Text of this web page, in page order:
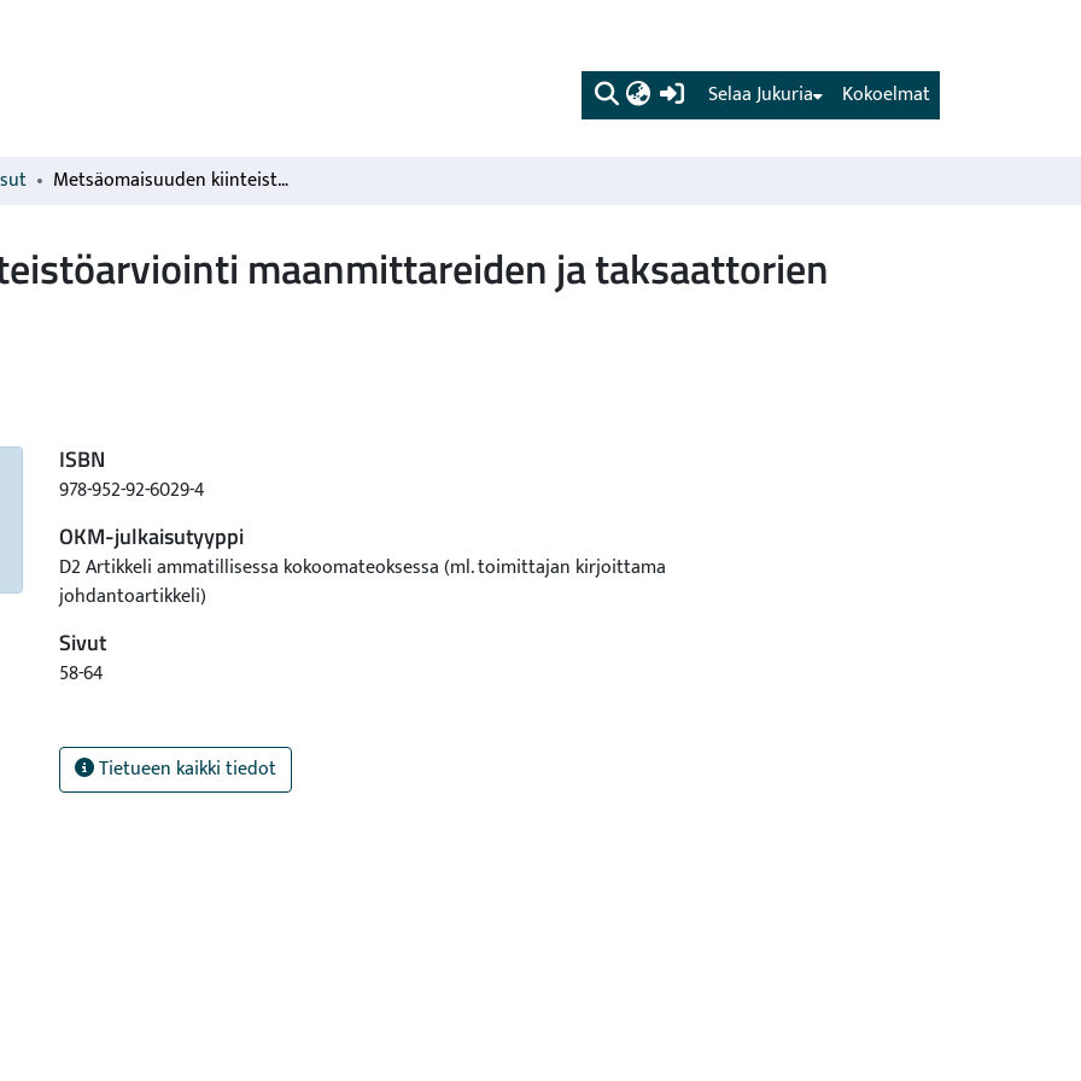
(current) Kokoelmat
Selaa Jukuria
Metsäomaisuuden kiinteistöarviointi maanmittareiden ja taksaattorien työamaana
maanmittareiden ja taksaattorien
ISBN
978-952-92-6029-4
OKM-julkaisutyyppi
D2 Artikkeli ammatillisessa kokoomateoksessa (ml. toimittajan kirjoittama
johdantoartikkeli)
Sivut
58-64
Tietueen kaikki tiedot